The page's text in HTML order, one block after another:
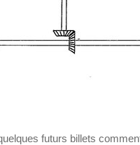
futurs billets